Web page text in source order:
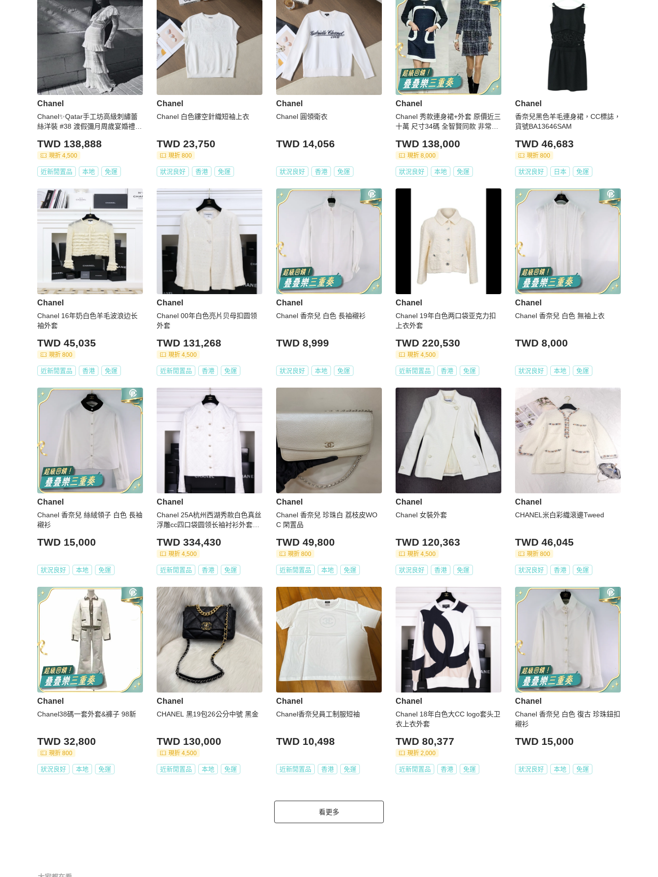
Chanel
Chanel✨Qatar手工坊高級刺繡蕾
絲洋裝 #38 渡假彌月周歲宴婚禮都
TWD 138,888
現折 4,500
近新閒置品 本地 免運
Chanel
Chanel 白色鏤空針織短袖上衣
TWD 23,750
現折 800
狀況良好 香港 免運
Chanel
Chanel 圓領衛衣
TWD 14,056
狀況良好 香港 免運
Chanel
Chanel 秀款連身裙+外套 原價近三
十萬 尺寸34碼 全智賢同款 非常新
TWD 138,000
現折 8,000
狀況良好 本地 免運
Chanel
香奈兒黑色羊毛連身裙，CC標誌，
貨號BA13646SAM
TWD 46,683
現折 800
狀況良好 日本 免運
Chanel
Chanel 16年奶白色羊毛波浪边长
袖外套
TWD 45,035
現折 800
近新閒置品 香港 免運
Chanel
Chanel 00年白色亮片贝母扣圆领
外套
TWD 131,268
現折 4,500
近新閒置品 香港 免運
Chanel
Chanel 香奈兒 白色 長袖襯衫
TWD 8,999
狀況良好 本地 免運
Chanel
Chanel 19年白色两口袋亚克力扣
上衣外套
TWD 220,530
現折 4,500
近新閒置品 香港 免運
Chanel
Chanel 香奈兒 白色 無袖上衣
TWD 8,000
狀況良好 本地 免運
Chanel
Chanel 香奈兒 絲絨領子 白色 長袖
襯衫
TWD 15,000
狀況良好 本地 免運
Chanel
Chanel 25A杭州西湖秀款白色真丝
浮雕cc四口袋圆领长袖衬衫外套上
TWD 334,430
現折 4,500
近新閒置品 香港 免運
Chanel
Chanel 香奈兒 珍珠白 荔枝皮WO
C 閑置品
TWD 49,800
現折 800
近新閒置品 本地 免運
Chanel
Chanel 女裝外套
TWD 120,363
現折 4,500
狀況良好 香港 免運
Chanel
CHANEL米白彩織滾邊Tweed
TWD 46,045
現折 800
狀況良好 香港 免運
Chanel
Chanel38碼一套外套&褲子 98新
TWD 32,800
現折 800
狀況良好 本地 免運
Chanel
CHANEL 黑19包26公分中號 黑金
TWD 130,000
現折 4,500
近新閒置品 本地 免運
Chanel
Chanel香奈兒員工制服短袖
TWD 10,498
近新閒置品 香港 免運
Chanel
Chanel 18年白色大CC logo套头卫
衣上衣外套
TWD 80,377
現折 2,000
近新閒置品 香港 免運
Chanel
Chanel 香奈兒 白色 復古 珍珠鈕扣
襯衫
TWD 15,000
狀況良好 本地 免運
看更多